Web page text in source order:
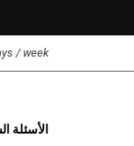
/ week
الأسئلة